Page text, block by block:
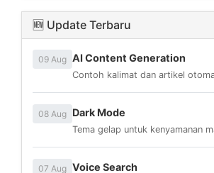
🆕 Update Terbaru
09 Aug AI Content Generation
Contoh kalimat dan artikel
08 Aug Dark Mode
Tema gelap untuk kenyamanan
07 Aug Voice Search